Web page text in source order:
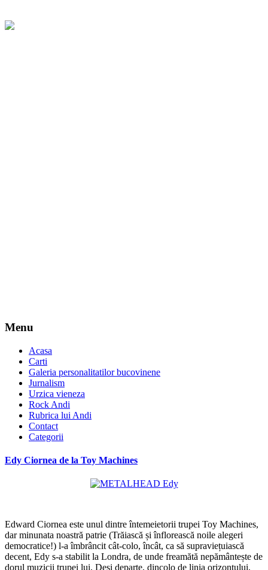
Menu
Acasa
Carti
Galeria personalitatilor bucovinene
Jurnalism
Urzica vieneza
Rock Andi
Rubrica lui Andi
Contact
Categorii
Edy Ciornea de la Toy Machines
Edward Ciornea este unul dintre întemeietorii trupei Toy Machines,
dar minunata noastră patrie (Trăiască și înflorească noile alegeri
democratice!) l-a îmbrâncit cât-colo, încât, ca să supraviețuiască
decent, Edy s-a stabilit la Londra, de unde freamătă nepământește de
dorul muzicii trupei lui. Deși departe, dincolo de linia orizontului,